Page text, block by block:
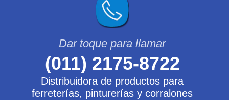
(011) 2175-8722
Distribuidora de productos para
ferreterías, pinturerías y corralones